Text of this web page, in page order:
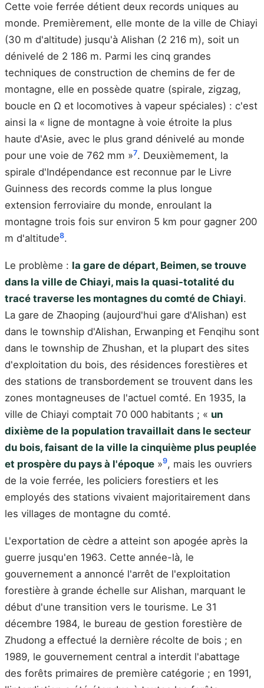
Cette voie ferrée détient deux records uniques au
monde. Premièrement, elle monte de la ville de Chiayi
(30 m d'altitude) jusqu'à Alishan (2 216 m), soit un
dénivelé de 2 186 m. Parmi les cinq grandes
techniques de construction de chemins de fer de
montagne, elle en possède quatre (spirale, zigzag,
boucle en Ω et locomotives à vapeur spéciales) : c'est
ainsi la « ligne de montagne à voie étroite la plus
haute d'Asie, avec le plus grand dénivelé au monde
pour une voie de 762 mm »7. Deuxièmement, la
spirale d'Indépendance est reconnue par le Livre
Guinness des records comme la plus longue
extension ferroviaire du monde, enroulant la
montagne trois fois sur environ 5 km pour gagner 200
m d'altitude8.
Le problème : la gare de départ, Beimen, se trouve
dans la ville de Chiayi, mais la quasi-totalité du
tracé traverse les montagnes du comté de Chiayi.
La gare de Zhaoping (aujourd'hui gare d'Alishan) est
dans le township d'Alishan, Erwanping et Fenqihu sont
dans le township de Zhushan, et la plupart des sites
d'exploitation du bois, des résidences forestières et
des stations de transbordement se trouvent dans les
zones montagneuses de l'actuel comté. En 1935, la
ville de Chiayi comptait 70 000 habitants ; « un
dixième de la population travaillait dans le secteur
du bois, faisant de la ville la cinquième plus peuplée
et prospère du pays à l'époque »9, mais les ouvriers
de la voie ferrée, les policiers forestiers et les
employés des stations vivaient majoritairement dans
les villages de montagne du comté.
L'exportation de cèdre a atteint son apogée après la
guerre jusqu'en 1963. Cette année-là, le
gouvernement a annoncé l'arrêt de l'exploitation
forestière à grande échelle sur Alishan, marquant le
début d'une transition vers le tourisme. Le 31
décembre 1984, le bureau de gestion forestière de
Zhudong a effectué la dernière récolte de bois ; en
1989, le gouvernement central a interdit l'abattage
des forêts primaires de première catégorie ; en 1991,